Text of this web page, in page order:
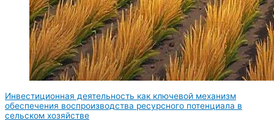
Инвестиционная деятельность как ключевой механизм
обеспечения воспроизводства ресурсного потенциала в
сельском хозяйстве